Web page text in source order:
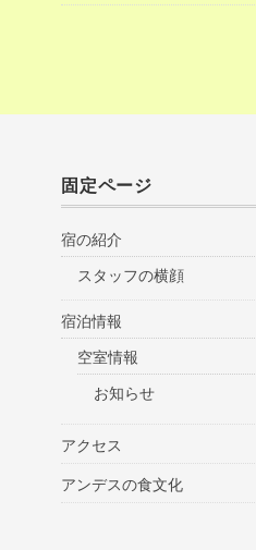
固定ページ
宿の紹介
スタッフの横顔
宿泊情報
空室情報
お知らせ
アクセス
アンデスの食文化